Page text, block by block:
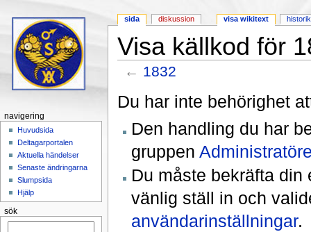
Visa källkod för
← 1832
Du har inte behörighet
Den handling du har
gruppen
Du måste bekräfta din
vänlig ställ in och
användarinställningar.
sida diskussion visa wikitext historik
navigering
Huvudsida
Deltagarportalen
Aktuella händelser
Senaste ändringarna
Slumpsida
Hjälp
sök